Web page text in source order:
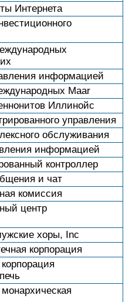
Интернета
информацией
Maar
Иллинойс
управления
обслуживания
информацией
контроллер
и чат
комиссия
центр
хоры, Inc
корпорация